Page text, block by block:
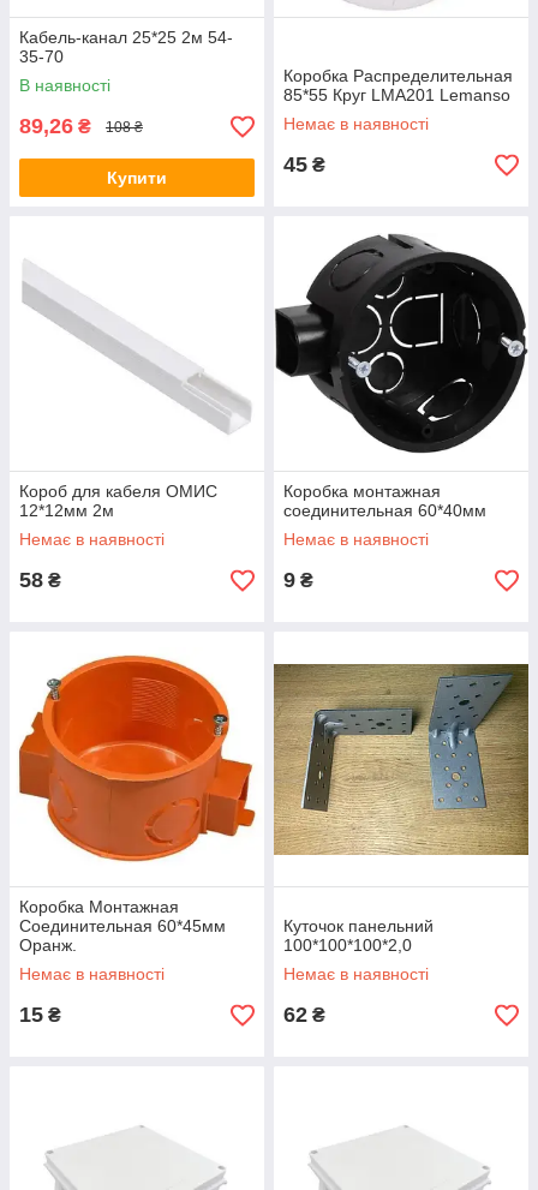
Кабель-канал 25*25 2м 54-
35-70
В наявності
89,26 ₴ 108 ₴
Купити
Коробка Распределительная
85*55 Круг LMA201 Lemanso
Немає в наявності
45 ₴
Короб для кабеля ОМИС
12*12мм 2м
Немає в наявності
58 ₴
Коробка монтажная
соединительная 60*40мм
Немає в наявності
9 ₴
Коробка Монтажная
Соединительная 60*45мм
Оранж.
Немає в наявності
15 ₴
Куточок панельний
100*100*100*2,0
Немає в наявності
62 ₴